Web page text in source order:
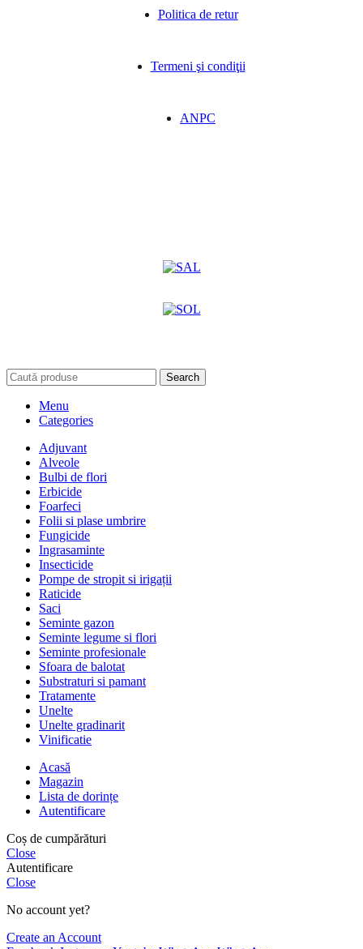
Politica de retur
Termeni şi condiţii
ANPC
Search
Menu
Categories
Adjuvant
Alveole
Bulbi de flori
Erbicide
Foarfeci
Folii si plase umbrire
Fungicide
Ingrasaminte
Insecticide
Pompe de stropit si irigații
Raticide
Saci
Seminte gazon
Seminte legume si flori
Seminte profesionale
Sfoara de balotat
Substraturi si pamant
Tratamente
Unelte
Unelte gradinarit
Vinificatie
Acasă
Magazin
Lista de dorințe
Autentificare
Coș de cumpărături
Close
Autentificare
Close
No account yet?
Create an Account